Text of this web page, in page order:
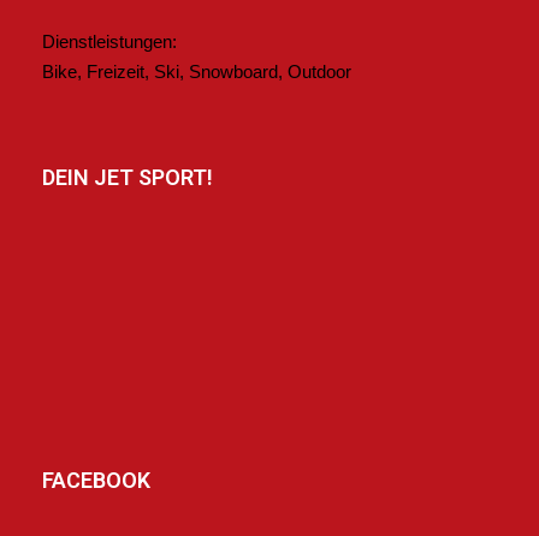
Dienstleistungen:
Bike, Freizeit, Ski, Snowboard, Outdoor
DEIN JET SPORT!
FACEBOOK